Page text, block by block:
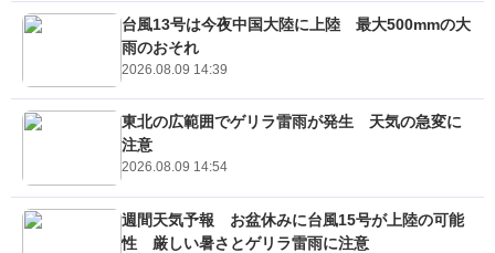
台風13号は今夜中国大陸に上陸 最大500mmの大
雨のおそれ
2026.08.09 14:39
東北の広範囲でゲリラ雷雨が発生 天気の急変に
注意
2026.08.09 14:54
週間天気予報 お盆休みに台風15号が上陸の可能
性 厳しい暑さとゲリラ雷雨に注意